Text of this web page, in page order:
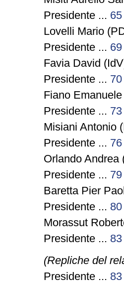
Presidente ... 65
Lovelli Mario
Presidente ... 69
Favia David
Presidente ... 70
Fiano
Presidente ... 73
Misiani Antonio
Presidente ... 76
Orlando
Presidente ... 79
Baretta Pier
Presidente ... 80
Morassut
Presidente ... 83
(Repliche del
Presidente ... 83